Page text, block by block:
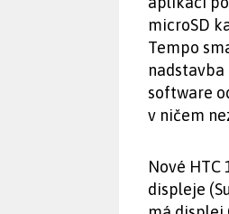
microSD
Tempo
nadstavba
software
v ničem
Nové
displeje